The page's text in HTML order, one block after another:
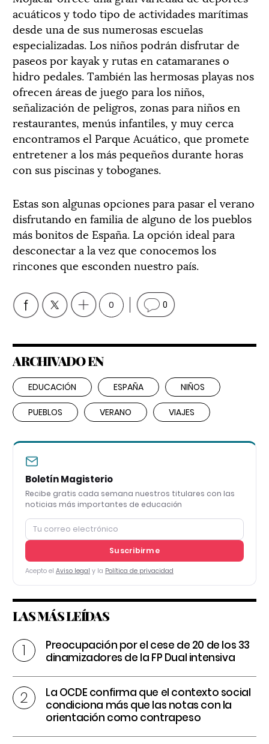
acuáticos y todo tipo de actividades marítimas
desde una de sus numerosas escuelas
especializadas. Los niños podrán disfrutar de
paseos por kayak y rutas en catamaranes o
hidro pedales. También las hermosas playas nos
ofrecen áreas de juego para los niños,
señalización de peligros, zonas para niños en
restaurantes, menús infantiles, y muy cerca
encontramos el Parque Acuático, que promete
entretener a los más pequeños durante horas
con sus piscinas y toboganes.
Estas son algunas opciones para pasar el verano
disfrutando en familia de alguno de los pueblos
más bonitos de España. La opción ideal para
desconectar a la vez que conocemos los
rincones que esconden nuestro país.
0 0
ARCHIVADO EN
EDUCACIÓN ESPAÑA NIÑOS
PUEBLOS VERANO VIAJES
Boletín Magisterio
Recibe gratis cada semana nuestros titulares con las
noticias más importantes de educación
Suscribirme
Acepto el Aviso legal y la Política de privacidad
LAS MÁS LEÍDAS
Preocupación por el cese de 20 de los 33
dinamizadores de la FP Dual intensiva
La OCDE confirma que el contexto social
condiciona más que las notas con la
orientación como contrapeso